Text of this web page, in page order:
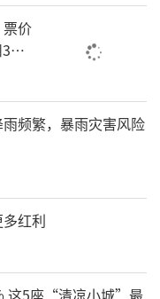
价
小
频繁，暴雨灾害风险
红利
这5座“清凉小城”最